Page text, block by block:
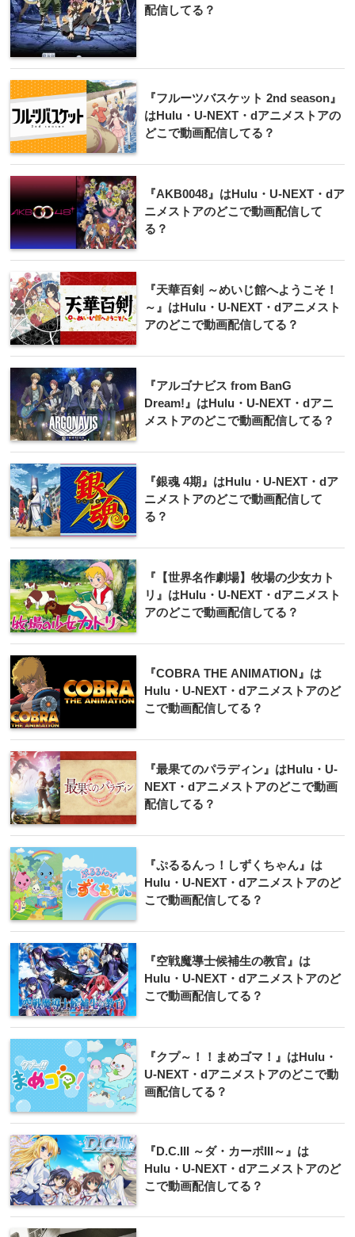
配信してる？
『フルーツバスケット 2nd season』
はHulu・U-NEXT・dアニメストアの
どこで動画配信してる？
『AKB0048』はHulu・U-NEXT・dア
ニメストアのどこで動画配信して
る？
『天華百剣 ～めいじ館へようこそ！
～』はHulu・U-NEXT・dアニメスト
アのどこで動画配信してる？
『アルゴナビス from BanG
Dream!』はHulu・U-NEXT・dアニ
メストアのどこで動画配信してる？
『銀魂 4期』はHulu・U-NEXT・dア
ニメストアのどこで動画配信して
る？
『【世界名作劇場】牧場の少女カト
リ』はHulu・U-NEXT・dアニメスト
アのどこで動画配信してる？
『COBRA THE ANIMATION』は
Hulu・U-NEXT・dアニメストアのど
こで動画配信してる？
『最果てのパラディン』はHulu・U-
NEXT・dアニメストアのどこで動画
配信してる？
『ぷるるんっ！しずくちゃん』は
Hulu・U-NEXT・dアニメストアのど
こで動画配信してる？
『空戦魔導士候補生の教官』は
Hulu・U-NEXT・dアニメストアのど
こで動画配信してる？
『クプ～！！まめゴマ！』はHulu・
U-NEXT・dアニメストアのどこで動
画配信してる？
『D.C.III ～ダ・カーポIII～』は
Hulu・U-NEXT・dアニメストアのど
こで動画配信してる？